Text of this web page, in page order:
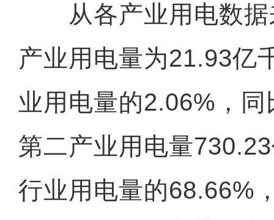
从各产业用电数据
产业用电量为21.93亿
业用电量的2.06%，
第二产业用电量
行业用电量的68.66%